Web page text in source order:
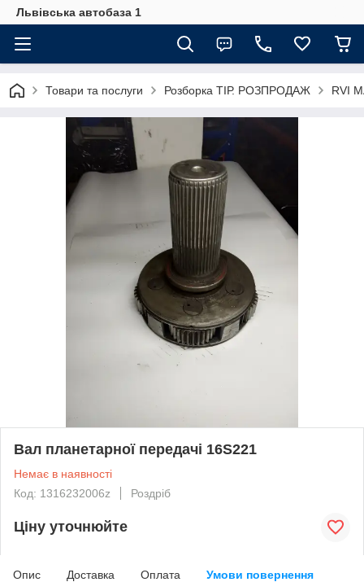
Львівська автобаза 1
Товари та послуги Розборка ТІР. РОЗПРОДАЖ RVI
Вал планетарної передачі 16S221
Немає в наявності
Код: 1316232006z
Роздріб
Ціну уточнюйте
Опис Доставка Оплата Умови повернення